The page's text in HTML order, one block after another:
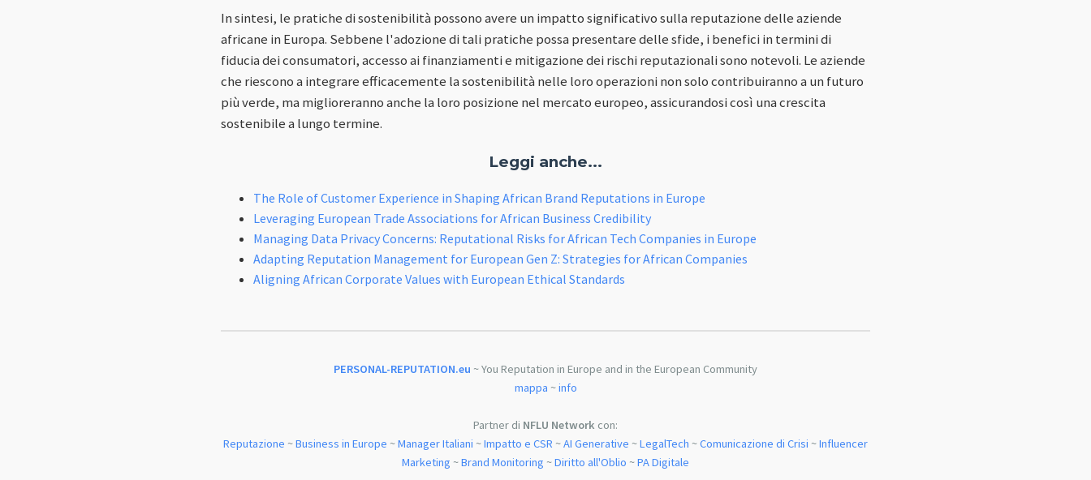
In sintesi, le pratiche di sostenibilità possono avere un impatto significativo sulla reputazione delle aziende
africane in Europa. Sebbene l'adozione di tali pratiche possa presentare delle sfide, i benefici in termini di
fiducia dei consumatori, accesso ai finanziamenti e mitigazione dei rischi reputazionali sono notevoli. Le aziende
che riescono a integrare efficacemente la sostenibilità nelle loro operazioni non solo contribuiranno a un futuro
più verde, ma miglioreranno anche la loro posizione nel mercato europeo, assicurandosi così una crescita
sostenibile a lungo termine.
Leggi anche...
The Role of Customer Experience in Shaping African Brand Reputations in Europe
Leveraging European Trade Associations for African Business Credibility
Managing Data Privacy Concerns: Reputational Risks for African Tech Companies in Europe
Adapting Reputation Management for European Gen Z: Strategies for African Companies
Aligning African Corporate Values with European Ethical Standards
PERSONAL-REPUTATION.eu ~ You Reputation in Europe and in the European Community
mappa ~info
Partner di NFLU Network con:
Reputazione ~Business in Europe ~Manager Italiani ~Impatto e CSR ~AI Generative ~LegalTech ~Comunicazione di Crisi ~Influencer
Marketing ~Brand Monitoring ~Diritto all'Oblio ~PA Digitale